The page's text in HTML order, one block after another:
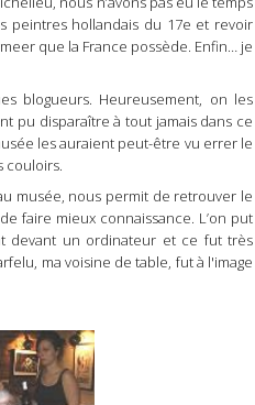
peintres hollandais du 17e et revoir
que la France possède. Enfin… je
Heureusement, on les
pu disparaître à tout jamais dans ce
les auraient peut-être vu errer le
couloirs.
musée, nous permit de retrouver le
faire mieux connaissance. L’on put
devant un ordinateur et ce fut très
ma voisine de table, fut à l'image